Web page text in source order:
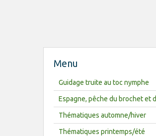
Menu
Guidage truite au toc nymphe
Espagne, pêche du brochet et d
Thématiques automne/hiver
Thématiques printemps/été